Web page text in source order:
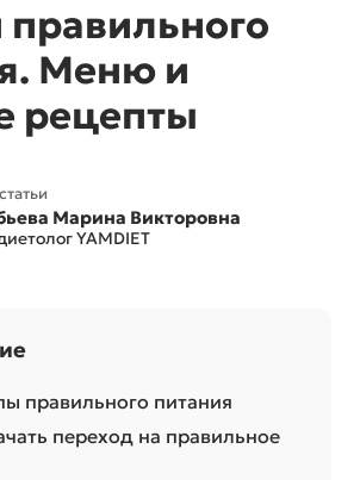
Меню и
рецепты
Марина Викторовна
YAMDIET
правильного питания
переход на правильное